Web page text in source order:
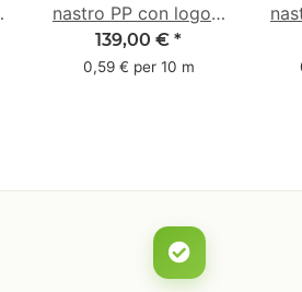
nastro PP con logo -
1 colore - 48 mm x
66 m
139,00 € *
0,59 € per 10 m